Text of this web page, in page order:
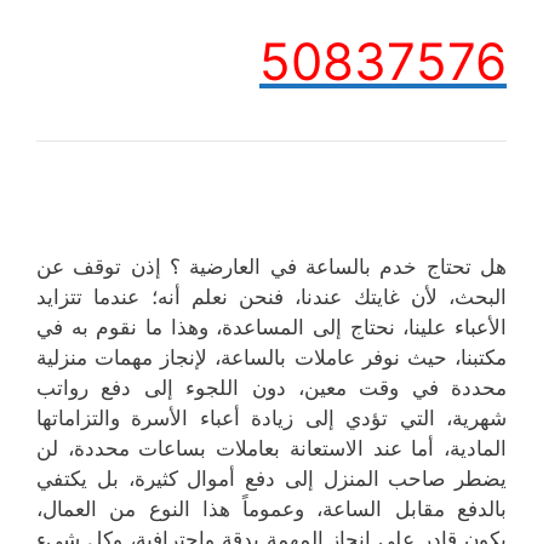
50837576
هل تحتاج خدم بالساعة في العارضية ؟ إذن توقف عن
البحث، لأن غايتك عندنا، فنحن نعلم أنه؛ عندما تتزايد
الأعباء علينا، نحتاج إلى المساعدة، وهذا ما نقوم به في
مكتبنا، حيث نوفر عاملات بالساعة، لإنجاز مهمات منزلية
محددة في وقت معين، دون اللجوء إلى دفع رواتب
شهرية، التي تؤدي إلى زيادة أعباء الأسرة والتزاماتها
المادية، أما عند الاستعانة بعاملات بساعات محددة، لن
يضطر صاحب المنزل إلى دفع أموال كثيرة، بل يكتفي
بالدفع مقابل الساعة، وعموماً هذا النوع من العمال،
يكون قادر على إنجاز المهمة بدقة واحترافية، وكل شيء